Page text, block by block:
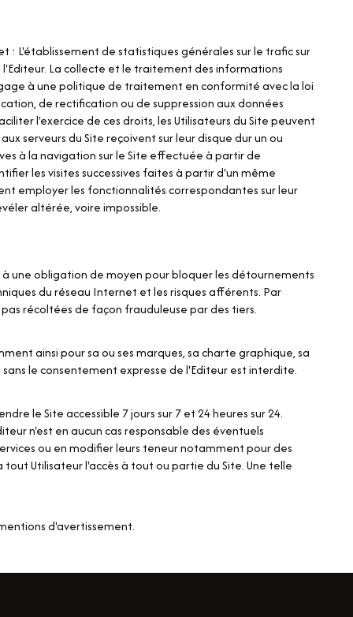
: L'établissement de statistiques générales sur le trafic sur
l'Editeur. La collecte et le traitement des informations
à une politique de traitement en conformité avec la loi
de rectification ou de suppression aux données
l'exercice de ces droits, les Utilisateurs du Site peuvent
serveurs du Site reçoivent sur leur disque dur un ou
à la navigation sur le Site effectuée à partir de
les visites successives faites à partir d'un même
employer les fonctionnalités correspondantes sur leur
altérée, voire impossible.
à une obligation de moyen pour bloquer les détournements
du réseau Internet et les risques afférents. Par
récoltées de façon frauduleuse par des tiers.
ainsi pour sa ou ses marques, sa charte graphique, sa
le consentement expresse de l'Editeur est interdite.
le Site accessible 7 jours sur 7 et 24 heures sur 24.
n'est en aucun cas responsable des éventuels
ou en modifier leurs teneur notamment pour des
Utilisateur l'accès à tout ou partie du Site. Une telle
d'avertissement.